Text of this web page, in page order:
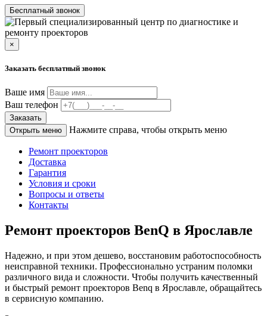
Бесплатный звонок
×
Заказать бесплатный звонок
Ваше имя
Ваш телефон
Заказать
Открыть меню
Нажмите справа, чтобы открыть меню
Ремонт проекторов
Доставка
Гарантия
Условия и сроки
Вопросы и ответы
Контакты
Ремонт проекторов BenQ в Ярославле
Надежно, и при этом дешево, восстановим работоспособность
неисправной техники. Профессионально устраним поломки
различного вида и сложности. Чтобы получить качественный
и быстрый ремонт проекторов Benq в Ярославле, обращайтесь
в сервисную компанию.